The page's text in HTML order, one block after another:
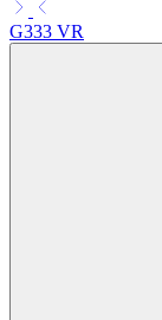
G333 VR